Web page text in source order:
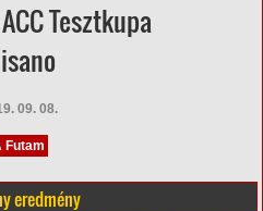
Tesztkupa
09. 08.
Futam
eredmény